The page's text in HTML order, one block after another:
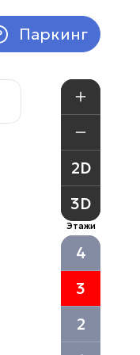
Паркинг
Атриум
2D
3D
Этажи
4
3
2